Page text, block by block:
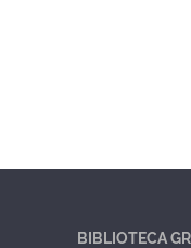
BIBLIOTECA